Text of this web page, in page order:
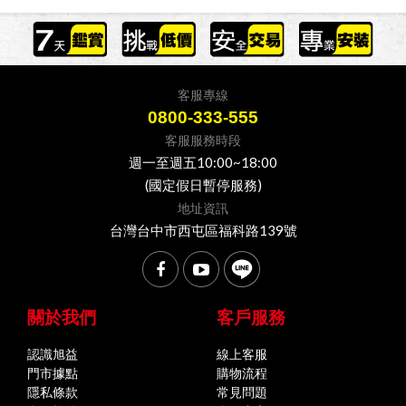
客服專線
0800-333-555
客服服務時段
週一至週五10:00~18:00
(國定假日暫停服務)
地址資訊
台灣台中市西屯區福科路139號
關於我們
認識旭益
門市據點
隱私條款
客戶服務
線上客服
購物流程
常見問題